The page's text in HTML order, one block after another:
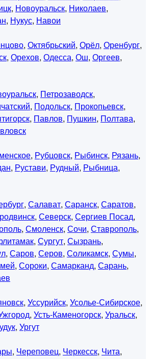
, Новоуральск, Николаев,
, Нукус, Навои
, Октябрьский, Орёл, Оренбург,
, Орехов, Одесса, Ош, Оргеев,
, Петрозаводск,
, Подольск, Прокопьевск,
, Павлов, Пушкин, Полтава,
, Рубцовск, Рыбинск, Рязань,
, Рустави, Рудный, Рыбница,
, Салават, Саранск, Саратов,
, Северск, Сергиев Посад,
, Смоленск, Сочи, Ставрополь,
, Сургут, Сызрань,
, Саров, Серов, Соликамск, Сумы,
, Сороки, Самарканд, Сарань,
, Уссурийск, Усолье-Сибирское,
, Усть-Каменогорск, Уральск,
, Ургут
, Череповец, Черкесск, Чита,